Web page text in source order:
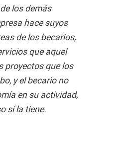
los demás
hace suyos
de los becarios,
que aquel
proyectos que los
y el becario no
en su actividad,
sí la tiene.